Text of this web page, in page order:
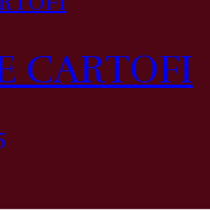
CARTOFI